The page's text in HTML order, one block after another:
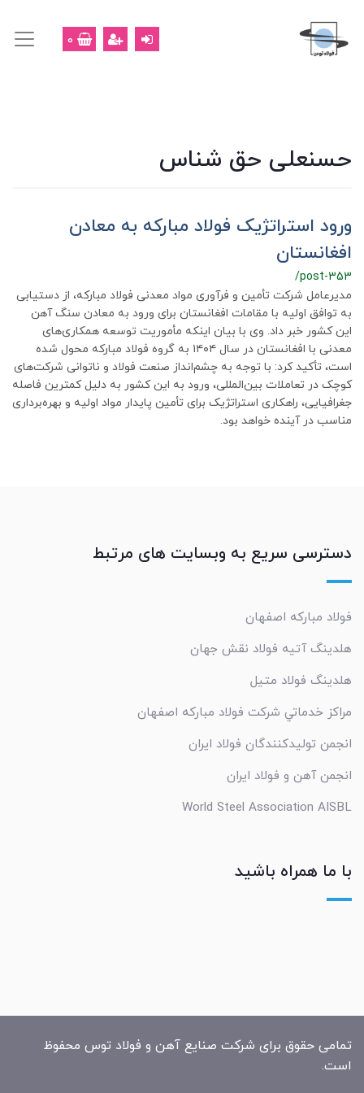
0
حسنعلی حق شناس
ورود استراتژیک فولاد مبارکه به معادن
افغانستان
/post-353
مدیرعامل شرکت تأمین و فرآوری مواد معدنی فولاد مبارکه، از دستیابی
به توافق اولیه با مقامات افغانستان برای ورود به معادن سنگ آهن
این کشور خبر داد. وی با بیان اینکه مأموریت توسعه همکاری‌های
معدنی با افغانستان در سال ۱۴۰۴ به گروه فولاد مبارکه محول شده
است، تأکید کرد: با توجه به چشم‌انداز صنعت فولاد و ناتوانی شرکت‌های
کوچک در تعاملات بین‌المللی، ورود به این کشور به دلیل کمترین فاصله
جغرافیایی، راهکاری استراتژیک برای تأمین پایدار مواد اولیه و بهره‌برداری
مناسب در آینده خواهد بود.
دسترسی سریع به وبسایت های مرتبط
فولاد مبارکه اصفهان
هلدینگ آتیه فولاد نقش جهان
هلدینگ فولاد متیل
مراکز خدماتي شرکت فولاد مبارکه اصفهان
انجمن تولیدکنندگان فولاد ایران
انجمن آهن و فولاد ایران
World Steel Association AISBL
با ما همراه باشید
تمامی حقوق برای شرکت صنایع آهن و فولاد توس محفوظ
است.